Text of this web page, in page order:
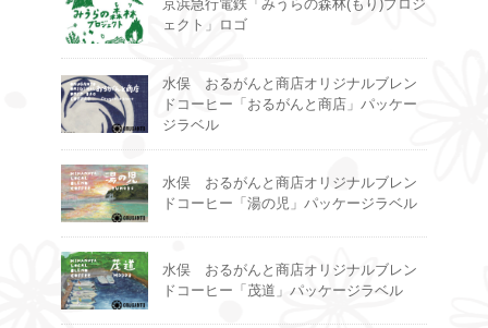
京浜急行電鉄「みうらの森林(もり)プロジ
ェクト」ロゴ
水俣 おるがんと商店オリジナルブレン
ドコーヒー「おるがんと商店」パッケー
ジラベル
水俣 おるがんと商店オリジナルブレン
ドコーヒー「湯の児」パッケージラベル
水俣 おるがんと商店オリジナルブレン
ドコーヒー「茂道」パッケージラベル